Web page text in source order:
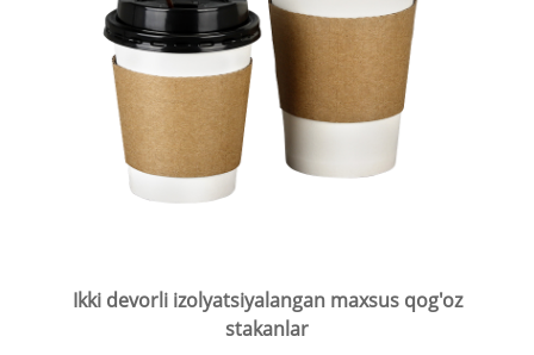
Ikki devorli izolyatsiyalangan maxsus qog'oz
stakanlar